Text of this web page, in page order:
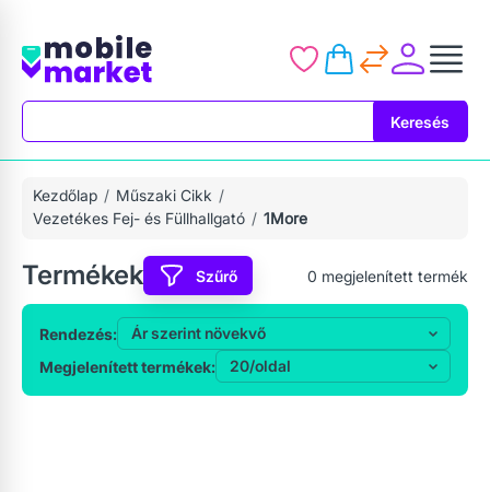
Keresés
Kezdőlap
Műszaki Cikk
Vezetékes Fej- és Füllhallgató
1More
Termékek Szűrő 0 megjelenített termék
Rendezés:
Megjelenített termékek: